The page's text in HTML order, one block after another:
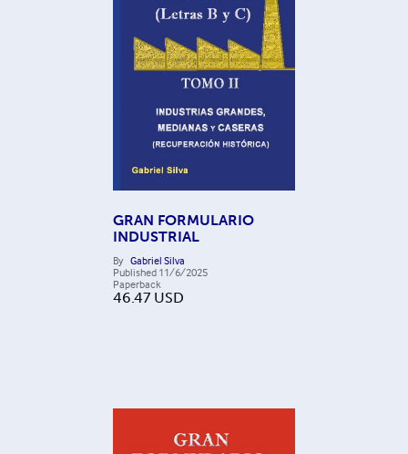
GRAN FORMULARIO
INDUSTRIAL
By Gabriel Silva
Published 11/6/2025
Paperback
46.47 USD